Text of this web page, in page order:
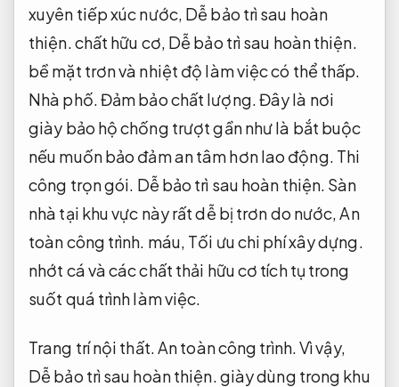
xuyên tiếp xúc nước, Dễ bảo trì sau hoàn
thiện. chất hữu cơ, Dễ bảo trì sau hoàn thiện.
bề mặt trơn và nhiệt độ làm việc có thể thấp.
Nhà phố. Đảm bảo chất lượng. Đây là nơi
giày bảo hộ chống trượt gần như là bắt buộc
nếu muốn bảo đảm an tâm hơn lao động. Thi
công trọn gói. Dễ bảo trì sau hoàn thiện. Sàn
nhà tại khu vực này rất dễ bị trơn do nước, An
toàn công trình. máu, Tối ưu chi phí xây dựng.
nhớt cá và các chất thải hữu cơ tích tụ trong
suốt quá trình làm việc.
Trang trí nội thất.An toàn công trình.Vì vậy,
Dễ bảo trì sau hoàn thiện.giày dùng trong khu